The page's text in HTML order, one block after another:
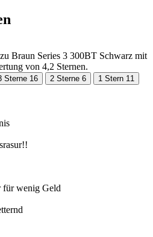
zu Braun Series 3 300BT Schwarz mit
von 4,2 Sternen.
Sterne 16 2 Sterne 6 1 Stern 11
für wenig Geld